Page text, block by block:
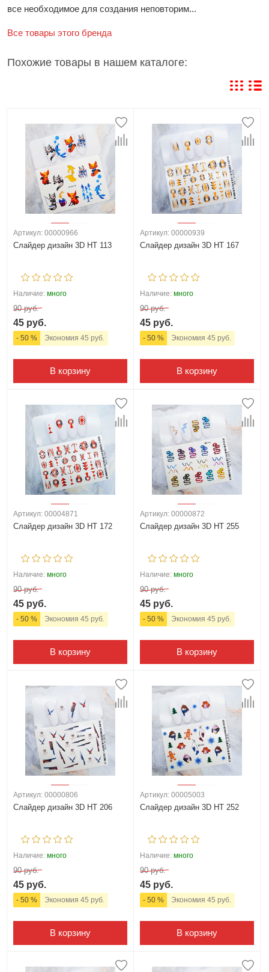
все необходимое для создания неповторим...
Все товары этого бренда
Похожие товары в нашем каталоге:
Артикул: 00000966
Слайдер дизайн 3D HT 113
Наличие: много
90 руб.
45 руб.
- 50 % Экономия 45 руб.
В корзину
Артикул: 00000939
Слайдер дизайн 3D HT 167
Наличие: много
90 руб.
45 руб.
- 50 % Экономия 45 руб.
В корзину
Артикул: 00004871
Слайдер дизайн 3D HT 172
Наличие: много
90 руб.
45 руб.
- 50 % Экономия 45 руб.
В корзину
Артикул: 00000872
Слайдер дизайн 3D HT 255
Наличие: много
90 руб.
45 руб.
- 50 % Экономия 45 руб.
В корзину
Артикул: 00000806
Слайдер дизайн 3D HT 206
Наличие: много
90 руб.
45 руб.
- 50 % Экономия 45 руб.
В корзину
Артикул: 00005003
Слайдер дизайн 3D HT 252
Наличие: много
90 руб.
45 руб.
- 50 % Экономия 45 руб.
В корзину